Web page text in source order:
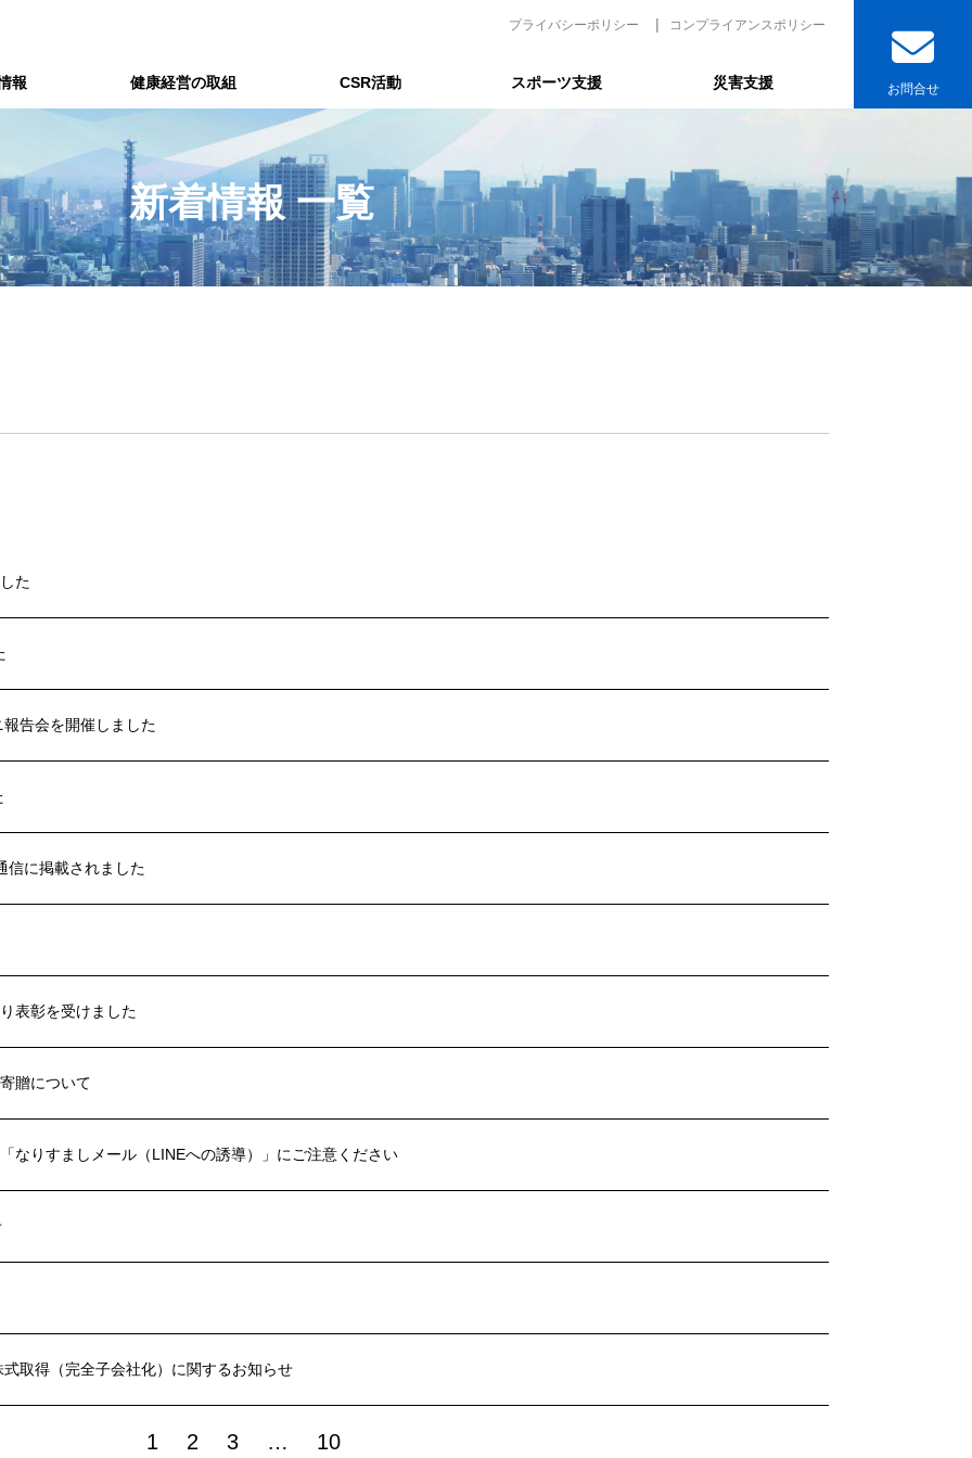
プライバシーポリシー コンプライアンスポリシー
お問合せ
報 健康経営の取組 CSR活動 スポーツ支援 災害支援
新着情報 一覧
た
告会を開催しました
信に掲載されました
表彰を受けました
贈について
なりすましメール（LINEへの誘導）」にご注意ください
取得（完全子会社化）に関するお知らせ
1 2 3 … 10